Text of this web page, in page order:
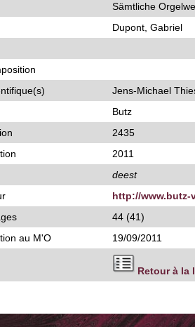
Sämtliche
Dupont, Gabriel
Jens-Michael
Butz
2435
2011
deest
http://www.butz-
44 (41)
au M'O
19/09/2011
Retour à la